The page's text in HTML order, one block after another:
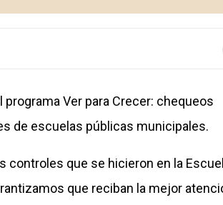
Ver para Crecer: chequeos
de escuelas públicas municipales.
controles que se hicieron en la
que reciban la mejor